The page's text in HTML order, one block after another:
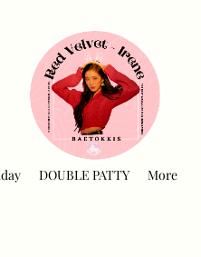
DOUBLE PATTY More